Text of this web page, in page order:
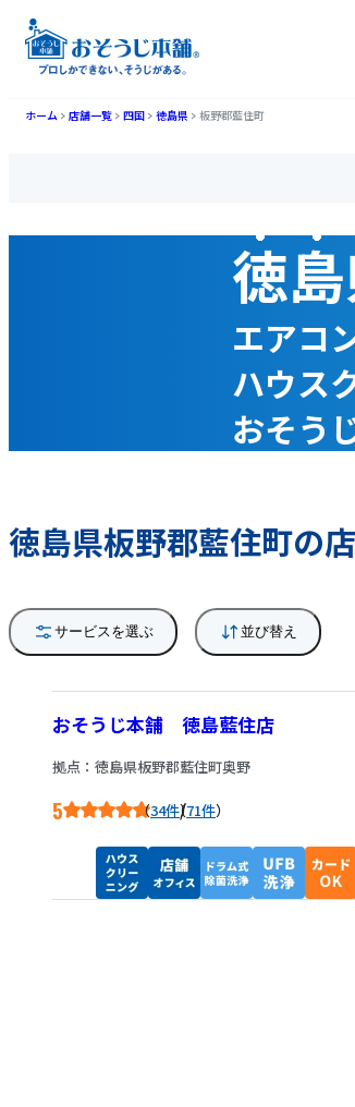
ホーム 店舗一覧 四国 徳島県 板野郡藍住町
徳
エアコ
ハウス
おそう
徳島県板野郡藍住町の
サービスを選ぶ 並び替え
おそうじ本舗 徳島藍住店
拠点：徳島県板野郡藍住町奥野
5 34件/71件